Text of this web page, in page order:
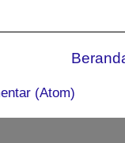
(Atom)